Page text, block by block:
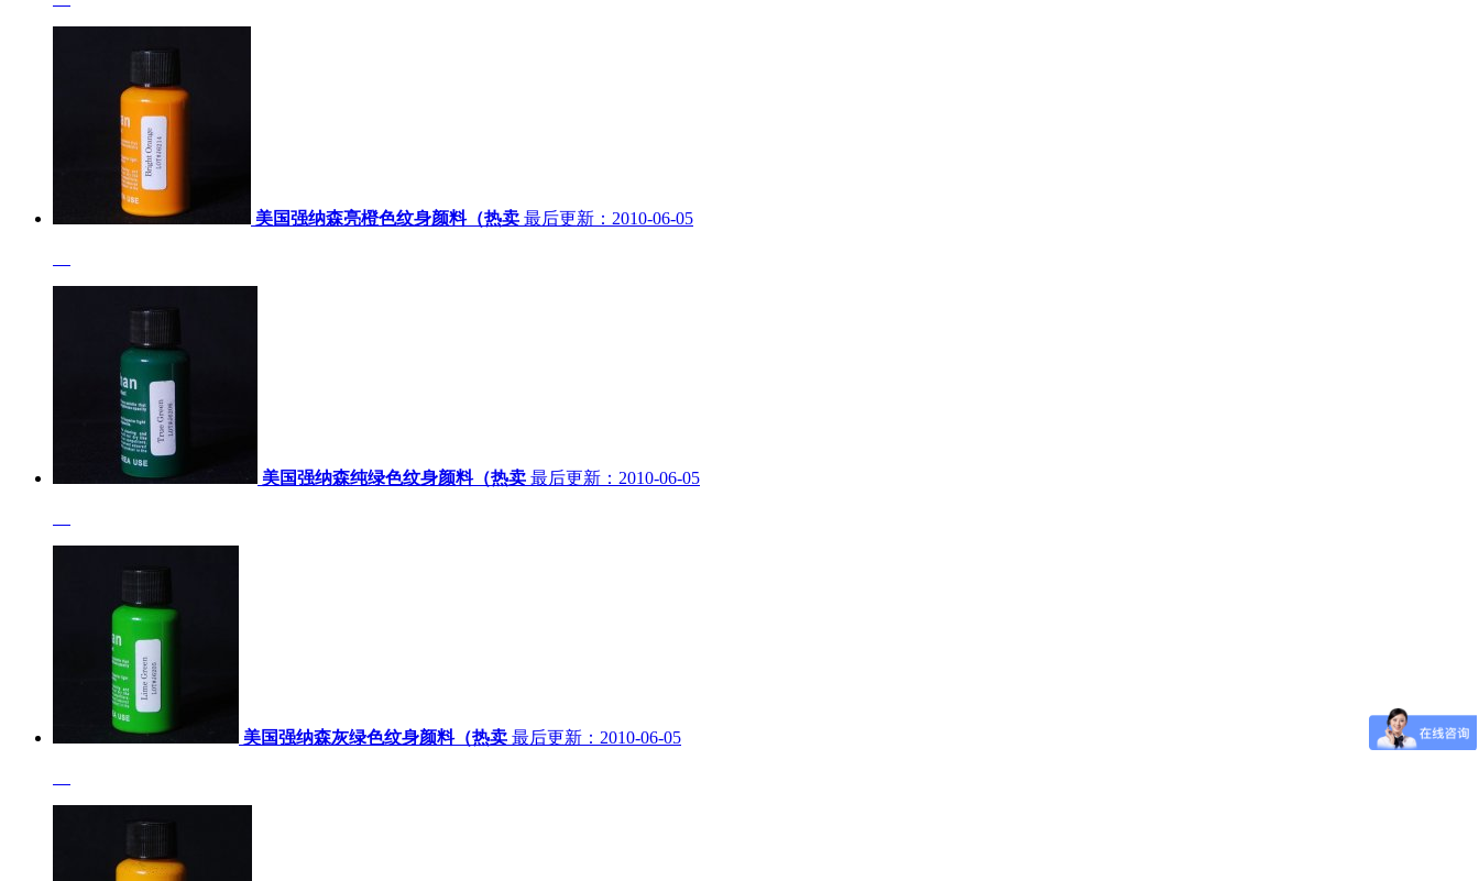
美国强纳森亮橙色纹身颜料（热卖 最后更新：2010-06-05
美国强纳森纯绿色纹身颜料（热卖 最后更新：2010-06-05
美国强纳森灰绿色纹身颜料（热卖 最后更新：2010-06-05